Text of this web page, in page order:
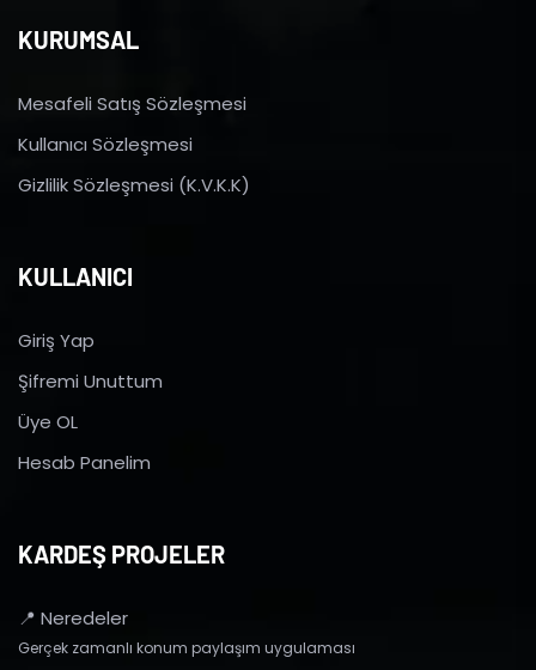
KURUMSAL
Mesafeli Satış Sözleşmesi
Kullanıcı Sözleşmesi
Gizlilik Sözleşmesi (K.V.K.K)
KULLANICI
Giriş Yap
Şifremi Unuttum
Üye OL
Hesab Panelim
KARDEŞ PROJELER
📍 Neredeler
Gerçek zamanlı konum paylaşım uygulaması